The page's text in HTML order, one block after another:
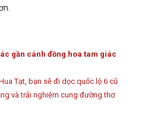
gần cánh đồng hoa tam giác
Tạt, bạn sẽ đi dọc quốc lộ 6 cũ
và trải nghiệm cung đường thơ